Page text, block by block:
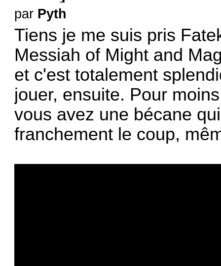
par Pyth
Tiens je me suis pris
Messiah of Might and
et c'est totalement
jouer, ensuite. Pour
vous avez une bécane
franchement le coup,